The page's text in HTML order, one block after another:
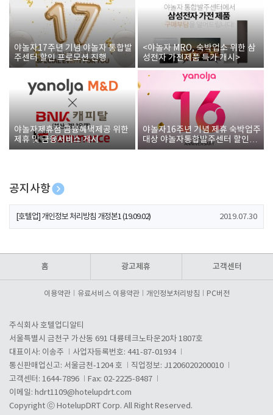
야놀자17주년 기념 야놀자 통합발
주센터 할인 프로모션 진행
<야놀자 MRO, 숙박업소 위한 삼
성전자 가전제품 특가 개시>
야놀자제휴점 금융혜택제공 위한
제휴 및 금융서비스 게시
야놀자16주년 기념 제휴 숙박업주
대상 야놀자통합발주센터 할인쿠
폰 증정
공지사항
[호텔업] 개인정보 처리방침 개정본2 (19.09.02)
[호텔업] 개인정보 처리방침 개정본1 (19.09.02) 2019.07.30
홈 광고제휴 고객센터
이용약관 유료서비스 이용약관 개인정보처리방침 PC버전
주식회사 호텔업디알티
서울특별시 금천구 가산동 691 대륭테크노타운20차 1807호
대표이사: 이송주
사업자등록번호: 441-87-01934
통신판매업신고: 서울금천-1204 호
직업정보: J1206020200010
고객센터: 1644-7896
Fax: 02-2225-8487
이메일: hdrt1109@hotelupdrt.com
Copyright ⓒ HotelupDRT Corp. All Right Reserved.